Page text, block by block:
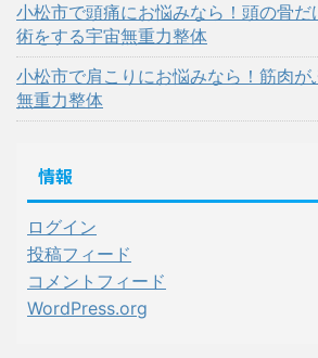
小松市で頭痛にお悩みなら！頭の骨
術をする宇宙無重力整体
小松市で肩こりにお悩みなら！筋肉が
無重力整体
情報
ログイン
投稿フィード
コメントフィード
WordPress.org